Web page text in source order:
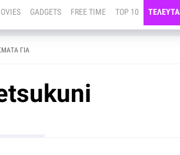
GADGETS FREE TIME TOP 10
ΓΙΑ